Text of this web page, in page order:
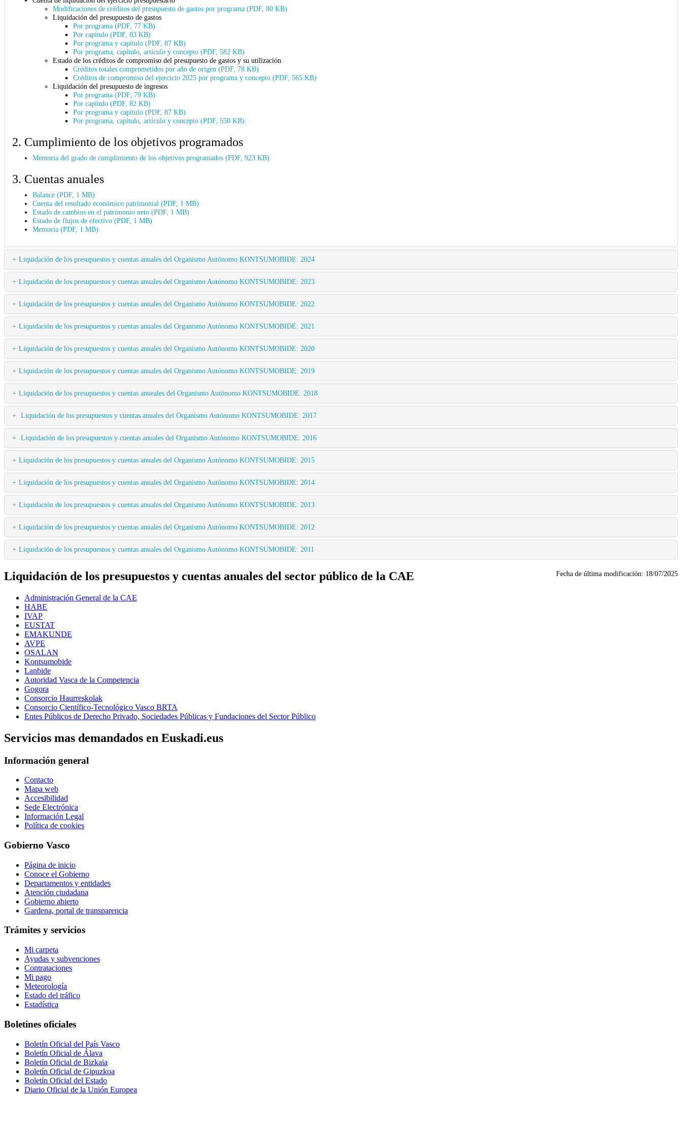
Modificaciones de créditos del presupuesto de gastos por programa (PDF, 80 KB)
Liquidación del presupuesto de gastos
Por programa (PDF, 77 KB)
Por capítulo (PDF, 83 KB)
Por programa y capítulo (PDF, 87 KB)
Por programa, capítulo, artículo y concepto (PDF, 582 KB)
Estado de los créditos de compromiso del presupuesto de gastos y su utilización
Créditos totales comprometidos por año de origen (PDF, 78 KB)
Créditos de compromiso del ejercicio 2025 por programa y concepto (PDF, 565 KB)
Liquidación del presupuesto de ingresos
Por programa (PDF, 79 KB)
Por capítulo (PDF, 82 KB)
Por programa y capítulo (PDF, 87 KB)
Por programa, capítulo, artículo y concepto (PDF, 550 KB)
2. Cumplimiento de los objetivos programados
Memoria del grado de cumplimiento de los objetivos programados (PDF, 923 KB)
3. Cuentas anuales
Balance (PDF, 1 MB)
Cuenta del resultado económico patrimonial (PDF, 1 MB)
Estado de cambios en el patrimonio neto (PDF, 1 MB)
Estado de flujos de efectivo (PDF, 1 MB)
Memoria (PDF, 1 MB)
Liquidación de los presupuestos y cuentas anuales del Organismo Autónomo KONTSUMOBIDE: 2024
Liquidación de los presupuestos y cuentas anuales del Organismo Autónomo KONTSUMOBIDE: 2023
Liquidación de los presupuestos y cuentas anuales del Organismo Autónomo KONTSUMOBIDE: 2022
Liquidación de los presupuestos y cuentas anuales del Organismo Autónomo KONTSUMOBIDE: 2021
Liquidación de los presupuestos y cuentas anuales del Organismo Autónomo KONTSUMOBIDE: 2020
Liquidación de los presupuestos y cuentas anuales del Organismo Autónomo KONTSUMOBIDE: 2019
Liquidación de los presupuestos y cuentas anueales del Organismo Autónomo KONTSUMOBIDE: 2018
Liquidación de los presupuestos y cuentas anuales del Organismo Autónomo KONTSUMOBIDE: 2017
Liquidación de los presupuestos y cuentas anuales del Organismo Autónomo KONTSUMOBIDE: 2016
Liquidación de los presupuestos y cuentas anuales del Organismo Autónomo KONTSUMOBIDE: 2015
Liquidación de los presupuestos y cuentas anuales del Organismo Autónomo KONTSUMOBIDE: 2014
Liquidación de los presupuestos y cuentas anuales del Organismo Autónomo KONTSUMOBIDE: 2013
Liquidación de los presupuestos y cuentas anuales del Organismo Autónomo KONTSUMOBIDE: 2012
Liquidación de los presupuestos y cuentas anuales del Organismo Autónomo KONTSUMOBIDE: 2011
Fecha de última modificación: 18/07/2025
Liquidación de los presupuestos y cuentas anuales del sector público de la CAE
Administración General de la CAE
HABE
IVAP
EUSTAT
EMAKUNDE
AVPE
OSALAN
Kontsumobide
Lanbide
Autoridad Vasca de la Competencia
Gogora
Consorcio Haurreskolak
Consorcio Científico-Tecnológico Vasco BRTA
Entes Públicos de Derecho Privado, Sociedades Públicas y Fundaciones del Sector Público
Servicios mas demandados en Euskadi.eus
Información general
Contacto
Mapa web
Accesibilidad
Sede Electrónica
Información Legal
Política de cookies
Gobierno Vasco
Página de inicio
Conoce el Gobierno
Departamentos y entidades
Atención ciudadana
Gobierno abierto
Gardena, portal de transparencia
Trámites y servicios
Mi carpeta
Ayudas y subvenciones
Contrataciones
Mi pago
Meteorología
Estado del tráfico
Estadística
Boletines oficiales
Boletín Oficial del País Vasco
Boletín Oficial de Álava
Boletín Oficial de Bizkaia
Boletín Oficial de Gipuzkoa
Boletín Oficial del Estado
Diario Oficial de la Unión Europea